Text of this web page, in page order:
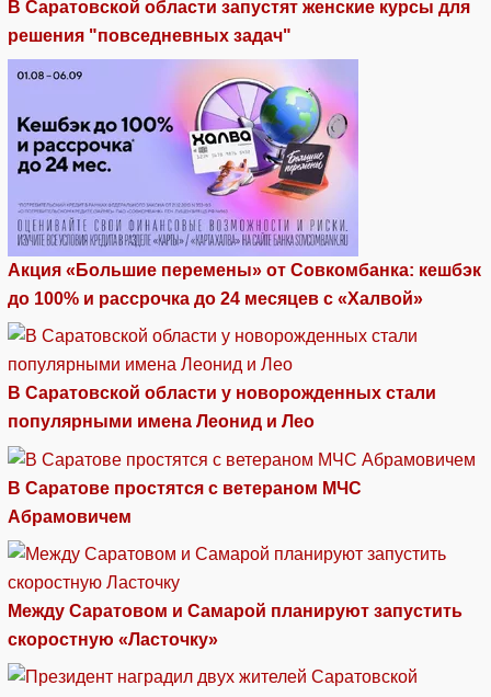
В Саратовской области запустят женские курсы для
решения "повседневных задач"
Акция «Большие перемены» от Совкомбанка: кешбэк
до 100% и рассрочка до 24 месяцев с «Халвой»
В Саратовской области у новорожденных стали
популярными имена Леонид и Лео
В Саратове простятся с ветераном МЧС
Абрамовичем
Между Саратовом и Самарой планируют запустить
скоростную «Ласточку»